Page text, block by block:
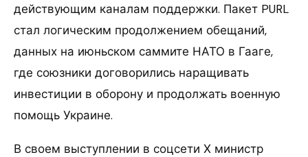
действующим каналам поддержки. Пакет PURL
стал логическим продолжением обещаний,
данных на июньском саммите НАТО в Гааге,
где союзники договорились наращивать
инвестиции в оборону и продолжать военную
помощь Украине.
В своем выступлении в соцсети Х министр